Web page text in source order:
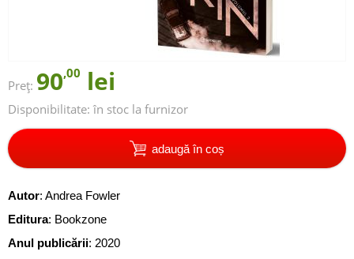
Preț: 90,00 lei
Disponibilitate: în stoc la furnizor
adaugă în coș
Autor: Andrea Fowler
Editura: Bookzone
Anul publicării: 2020